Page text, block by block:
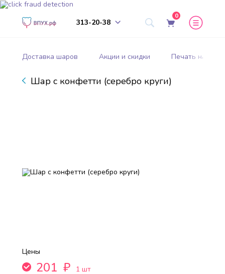
313-20-38
0
Доставка шаров Акции и скидки Печать на
Шар с конфетти (серебро круги)
Цены
201 ₽
1 шт